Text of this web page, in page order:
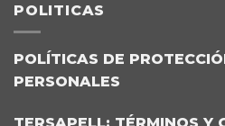
POLITICAS
POLÍTICAS DE
PERSONALES